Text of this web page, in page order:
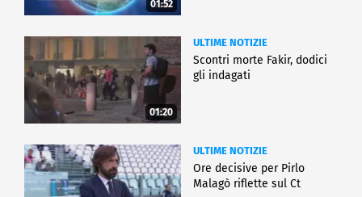
01:52
01:20
ULTIME NOTIZIE
Scontri morte Fakir, dodici
gli indagati
ULTIME NOTIZIE
Ore decisive per Pirlo
Malagò riflette sul Ct